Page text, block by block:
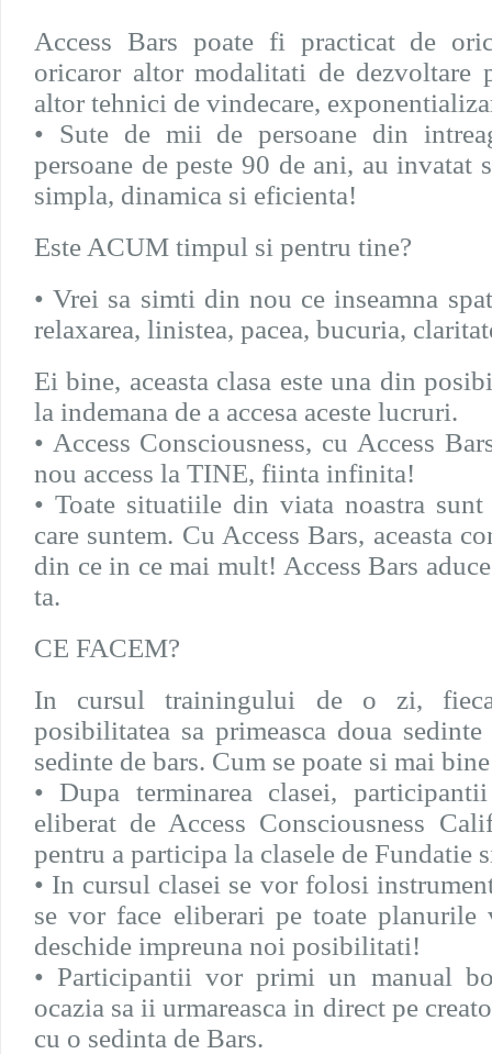
Access Bars poate fi practicat de
oricaror altor modalitati de dezvoltare
altor tehnici de vindecare,
• Sute de mii de persoane din
persoane de peste 90 de ani, au invatat
simpla, dinamica si eficienta!
Este ACUM timpul si pentru tine?
• Vrei sa simti din nou ce inseamna
relaxarea, linistea, pacea, bucuria,
Ei bine, aceasta clasa este una din
la indemana de a accesa aceste lucruri.
• Access Consciousness, cu Access
nou access la TINE, fiinta infinita!
• Toate situatiile din viata noastra
care suntem. Cu Access Bars, aceasta
din ce in ce mai mult! Access Bars
ta.
CE FACEM?
In cursul trainingului de o zi,
posibilitatea sa primeasca doua
sedinte de bars. Cum se poate si mai
• Dupa terminarea clasei,
eliberat de Access Consciousness
pentru a participa la clasele de Fundatie
• In cursul clasei se vor folosi
se vor face eliberari pe toate
deschide impreuna noi posibilitati!
• Participantii vor primi un manual
ocazia sa ii urmareasca in direct pe
cu o sedinta de Bars.